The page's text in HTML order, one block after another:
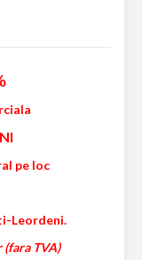
pe loc
Leordeni.
(fara TVA)